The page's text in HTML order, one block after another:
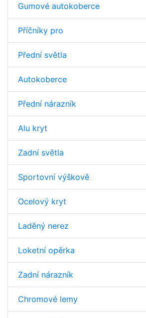
Gumové autokoberce
Příčníky pro
Přední světla
Autokoberce
Přední nárazník
Alu kryt
Zadní světla
Sportovní výškově
Ocelový kryt
Laděný nerez
Loketní opěrka
Zadní nárazník
Chromové lemy